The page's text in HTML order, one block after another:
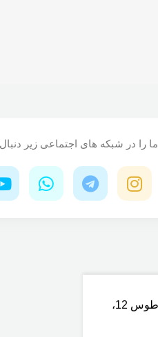
ما را در شبکه های اجتماعی زیر
آدرس دفتر فروش: تهران کیلومتر 12 جاده امام رضا (ع)، نبش کوچه طوس 12،